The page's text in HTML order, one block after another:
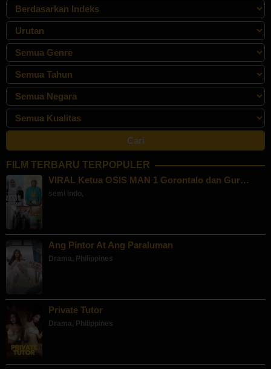
FILM TERBARU TERPOPULER
VIRAL Ketua OSIS MAN 1 Gorontalo dan Gur…
semi indo,
Ang Pintor At Ang Paraluman
Drama, Philippines
Private Tutor
Drama, Philippines